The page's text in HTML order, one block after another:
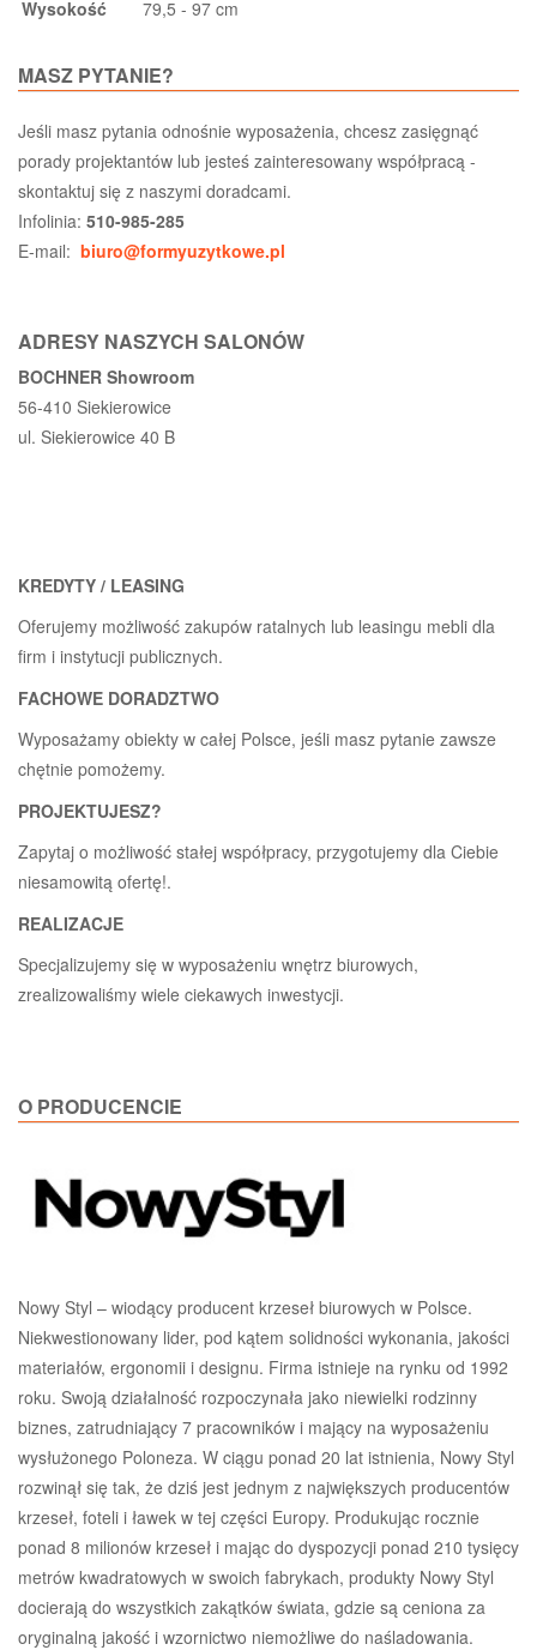
Wysokość 79,5 - 97 cm
MASZ PYTANIE?
Jeśli masz pytania odnośnie wyposażenia, chcesz zasięgnąć
porady projektantów lub jesteś zainteresowany współpracą -
skontaktuj się z naszymi doradcami.
Infolinia: 510-985-285
E-mail: biuro@formyuzytkowe.pl
ADRESY NASZYCH SALONÓW
BOCHNER Showroom
56-410 Siekierowice
ul. Siekierowice 40 B
KREDYTY / LEASING
Oferujemy możliwość zakupów ratalnych lub leasingu mebli dla
firm i instytucji publicznych.
FACHOWE DORADZTWO
Wyposażamy obiekty w całej Polsce, jeśli masz pytanie zawsze
chętnie pomożemy.
PROJEKTUJESZ?
Zapytaj o możliwość stałej współpracy, przygotujemy dla Ciebie
niesamowitą ofertę!.
REALIZACJE
Specjalizujemy się w wyposażeniu wnętrz biurowych,
zrealizowaliśmy wiele ciekawych inwestycji.
O PRODUCENCIE
Nowy Styl – wiodący producent krzeseł biurowych w Polsce.
Niekwestionowany lider, pod kątem solidności wykonania, jakości
materiałów, ergonomii i designu. Firma istnieje na rynku od 1992
roku. Swoją działalność rozpoczynała jako niewielki rodzinny
biznes, zatrudniający 7 pracowników i mający na wyposażeniu
wysłużonego Poloneza. W ciągu ponad 20 lat istnienia, Nowy Styl
rozwinął się tak, że dziś jest jednym z największych producentów
krzeseł, foteli i ławek w tej części Europy. Produkując rocznie
ponad 8 milionów krzeseł i mając do dyspozycji ponad 210 tysięcy
metrów kwadratowych w swoich fabrykach, produkty Nowy Styl
docierają do wszystkich zakątków świata, gdzie są ceniona za
oryginalną jakość i wzornictwo niemożliwe do naśladowania.